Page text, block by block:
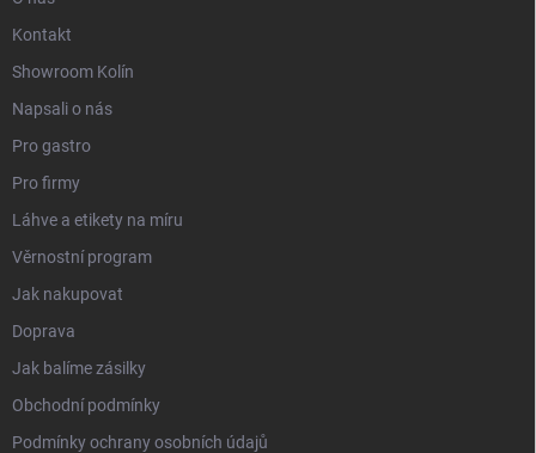
Kontakt
Showroom Kolín
Napsali o nás
Pro gastro
Pro firmy
Láhve a etikety na míru
Věrnostní program
Jak nakupovat
Doprava
Jak balíme zásilky
Obchodní podmínky
Podmínky ochrany osobních údajů